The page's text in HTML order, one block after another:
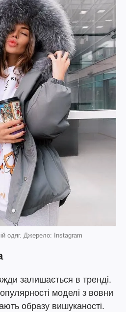
одяг. Джерело: Instagram
залишається в тренді.
моделі з вовни
образу вишуканості.